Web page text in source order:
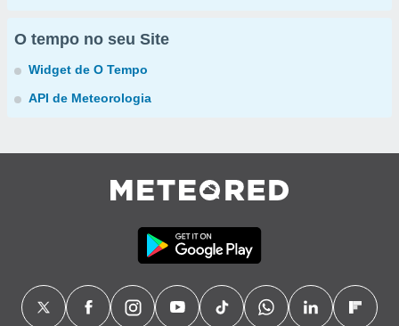
O tempo no seu Site
Widget de O Tempo
API de Meteorologia